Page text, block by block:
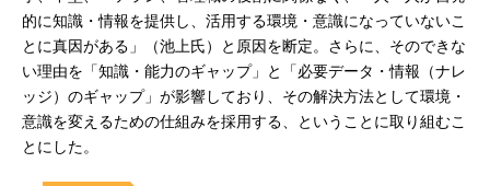
的に知識・情報を提供し、活用する環境・意識になっていないこ
とに真因がある」（池上氏）と原因を断定。さらに、そのできな
い理由を「知識・能力のギャップ」と「必要データ・情報（ナレ
ッジ）のギャップ」が影響しており、その解決方法として環境・
意識を変えるための仕組みを採用する、ということに取り組むこ
とにした。